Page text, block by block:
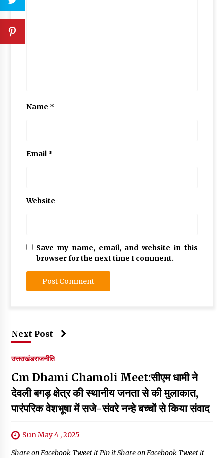
Name *
Email*
Website
Save my name, email, and website in this
browser for the next time I comment.
Next Post
उत्तराखंडराजनीति
Cm Dhami Chamoli Meet:सीएम धामी ने
देवली बगड़ क्षेत्र की स्थानीय जनता से की मुलाकात,
पारंपरिक वेशभूषा में सजे-संवरे नन्हे बच्चों से किया संवाद
Sun May 4 , 2025
Share on Facebook Tweet it Pin it Share on Facebook Tweet it